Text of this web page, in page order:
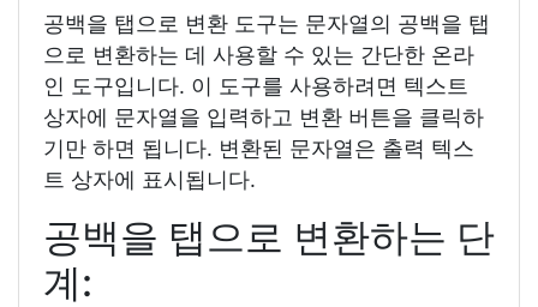
공백을 탭으로 변환 도구는 문자열의 공백을 탭
으로 변환하는 데 사용할 수 있는 간단한 온라
인 도구입니다. 이 도구를 사용하려면 텍스트
상자에 문자열을 입력하고 변환 버튼을 클릭하
기만 하면 됩니다. 변환된 문자열은 출력 텍스
트 상자에 표시됩니다.
공백을 탭으로 변환하는 단
계: